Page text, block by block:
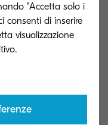
diventare un
soluzioni di
tutti i dati del
un
che tutte le
conformarsi
"Accetta solo i
consenti di inserire
visualizzazione